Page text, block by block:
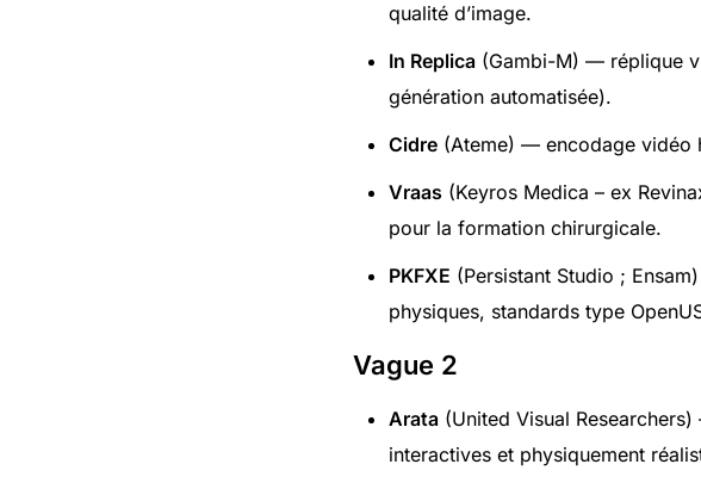
qualité d’image.
In Replica(Gambi-M) — réplique
génération automatisée).
Cidre(Ateme) — encodage vidéo
Vraas(Keyros Medica – ex
pour la formation chirurgicale.
PKFXE (Persistant Studio ;
physiques, standards type
Vague 2
Arata(United Visual
interactives et physiquement